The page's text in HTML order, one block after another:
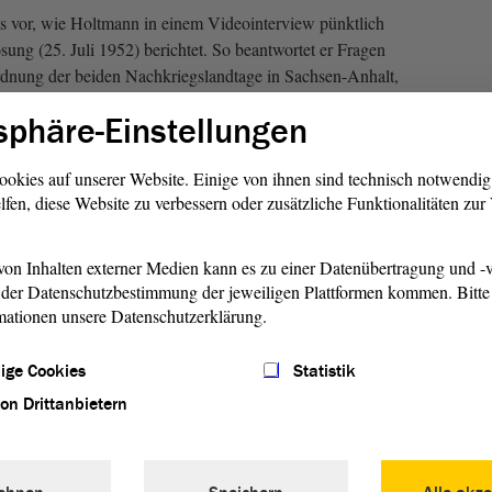
vor, wie Holtmann in einem Videointerview pünktlich
(25. Juli 1952) berichtet. So beantwortet er Fragen
der beiden Nachkriegslandtage in Sachsen-Anhalt,
wichtigsten Aufgaben. Und dies genau an dem Ort,
selbst auflöste, in der früheren Artilleriekaserne in Halle
wird. Holtmann wagt auch schon einen ersten Blick
Auflösung des Parlaments führten und inwieweit dieser
des Zeitsprungs von siebzig Jahren auch heute noch von
Das
Gesetz
Einstellungen
auf unserer Website. Einige von ihnen sind technisch
diese Website zu verbessern oder zusätzliche Funktionalitäten
Inhalten externer Medien kann es zu einer Datenübertragung und -
Datenschutzbestimmung der jeweiligen Plattformen kommen.
unsere Datenschutzerklärung.
Cookies
Statistik
Drittanbietern